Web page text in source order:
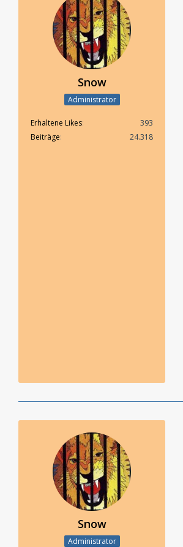
Snow
Administrator
Erhaltene Likes
393
Beiträge
24.318
Snow
Administrator